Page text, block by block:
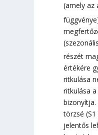
(amely az
részét
értékére
ritkulása
ritkulása
törzsé
jelentős